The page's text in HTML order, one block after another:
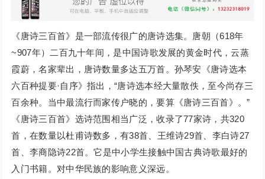
《唐诗三百首》是一部流传很广的唐诗选集。唐朝（618年
~907年）二百九十年间，是中国诗歌发展的黄金时代，云蒸
霞蔚，名家辈出，唐诗数量多达五万首。孙琴安《唐诗选本
六百种提要·自序》指出，“唐诗选本经大量散佚，至今尚存三
百余种。当中最流行而家传户晓的，要算《唐诗三百首》。”
《唐诗三百首》选诗范围相当广泛，收录了77家诗，共320
首，在数量以杜甫诗数多，有38首、王维诗29首、李白诗27
首、李商隐诗22首。它是中小学生接触中国古典诗歌最好的
入门书籍。对中华民族的影响意义深远。